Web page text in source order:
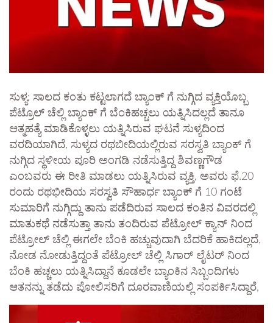
ಸುಳ್ಯ: ಸಾಲದ ಕಂತು ಕಟ್ಟಲಾಗದೆ ಬ್ಯಾಂಕ್ ಗೆ ನುಗ್ಗಿದ ವ್ಯಕ್ತಿಯೊಬ್ಬ
ಪೆಟ್ರೊಲ್ ಚೆಲ್ಲಿ ಬ್ಯಾಂಕ್ ಗೆ ಬೆಂಕಿಹಚ್ಚಲು ಯತ್ನಿಸಿದಲ್ಲದೆ ತಾನೂ
ಆತ್ಮಹತ್ಯೆ ಮಾಡಿಕೊಳ್ಳಲು ಯತ್ನಿಸಿರುವ ಘಟನೆ ಸುಳ್ಯದಿಂದ
ವರದಿಯಾಗಿದೆ, ಸುಳ್ಯದ ರಥಬೀದಿಯಲ್ಲಿರುವ ಸರಸ್ವತಿ ಬ್ಯಾಂಕ್ ಗೆ
ನುಗ್ಗಿದ ಸ್ಥಳೀಯ ಪೂರಿ ಅಂಗಡಿ ನಡೆಸುತ್ತಿದ್ದ ಶಿವಣ್ಣಗೌಡ
ಎಂಬವರು ಈ ರೀತಿ ಮಾಡಲು ಯತ್ನಿಸಿರುವ ವ್ಯಕ್ತಿ, ಅವರು ಫೆ.20
ರಂದು ರಥಭೀದಿಯ ಸರಸ್ವತಿ ಸೌಹಾರ್ಧ ಬ್ಯಾಂಕ್ ಗೆ 10 ಗಂಟೆ
ಸುಮಾರಿಗೆ ನುಗ್ಗಿದ್ದು ತಾನು ಪಡೆದಿರುವ ಸಾಲದ ಕಂತಿನ ವಿವರದಲ್ಲಿ
ಮಾತುಕಥೆ ನಡೆಸುತ್ತಾ ತಾನು ತಂದಿರುವ ಪೆಟ್ರೋಲ್ ಕ್ಯಾನ್ ನಿಂದ
ಪೆಟ್ರೋಲ್ ಚೆಲ್ಲಿ ಈಗಲೇ ‌ಬೆಂಕಿ ಹಚ್ಚುವುದಾಗಿ ಬೆದರಿಕೆ ಹಾಕಿದಲ್ಲದೆ,
ನೋಡ ನೋಡುತ್ತಿದ್ದಂತೆ ಪೆಟ್ರೋಲ್ ಚೆಲ್ಲಿ ಸಿಗಾರ್ ಲೈಟರ್ ನಿಂದ
ಬೆಂಕಿ ಹಚ್ಚಲು ಯತ್ನಿಸಿದ್ದಾನೆ ಕೂಡಲೇ ಬ್ಯಾಂಕಿನ ಸಿಬ್ಬಂದಿಗಳು
ಆತನನ್ನು ತಡೆದು ಪೋಲಿಸರಿಗೆ ದೂರವಾಣಿಯಲ್ಲಿ ಸಂಪರ್ಕಿಸಿದ್ದಾರೆ,